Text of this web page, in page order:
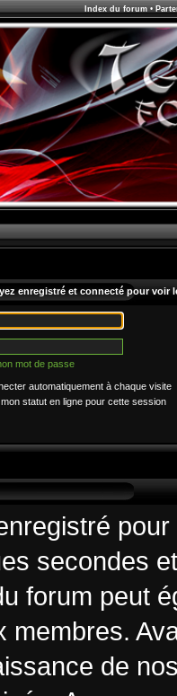
Index du forum•
enregistré et connecté pour voir
mot de passe
automatiquement à chaque visite
statut en ligne pour cette session
secondes
forum peut
membres.
de